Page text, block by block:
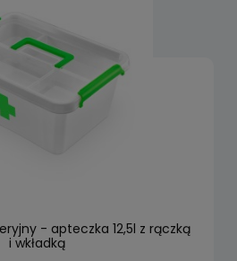
- apteczka 12,5l z rączką
i wkładką